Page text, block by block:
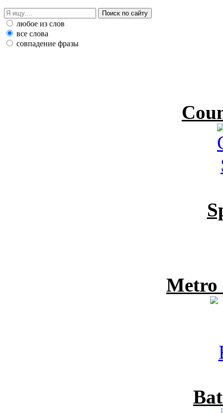
любое из слов
все слова
совпадение фразы
Metro